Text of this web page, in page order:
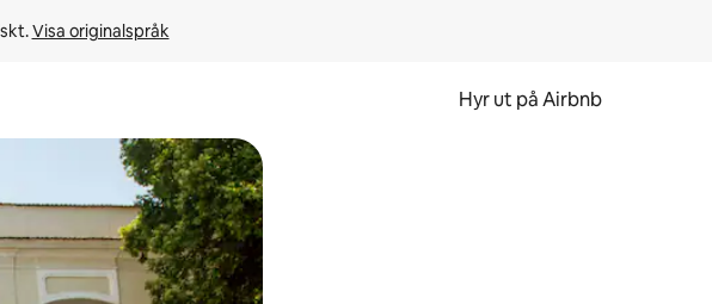
Visa originalspråk
Hyr ut på Airbnb